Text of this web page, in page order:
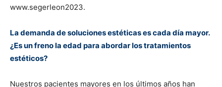
www.segerleon2023.
La demanda de soluciones estéticas es cada día mayor.
¿Es un freno la edad para abordar los tratamientos
estéticos?
Nuestros pacientes mayores en los últimos años han